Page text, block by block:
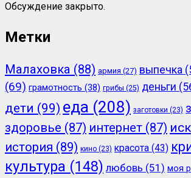
Обсуждение закрыто.
Метки
Малаховка (88) армия (27) выпечка
(69) грамотность (38) грибы (25) деньги
дети (99) еда (208) заготовки (23)
здоровье (87) интернет (87)
история (89) кино (23) красота (43)
культура (148) любовь (51) моя